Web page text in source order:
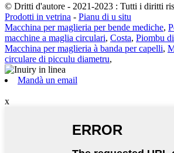
© Dritti d'autore - 2021-2023 : Tutti i diritti
Prodotti in vetrina - Pianu di u situ
Macchina per maglieria per bende mediche,
macchine a maglia circulari, Costa, Piombu
Macchina per maglieria à banda per capelli,
circulare di picculu diametru,
Mandà un email
x